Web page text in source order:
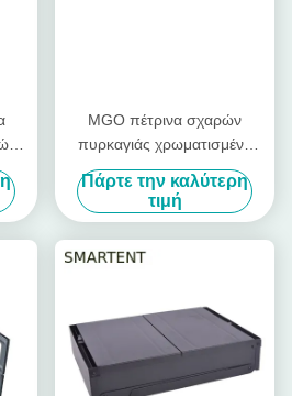
MGO πέτρινα σχαρών
πυρκαγιάς χρωματισμένα
κύπελλο χάλυβα πυρκαγιάς
εξαρτήματα 59.5X34.5cm
στρατοπέδευσης
κοιλωμάτων δροσερά
Πάρτε την καλύτερη
τιμή